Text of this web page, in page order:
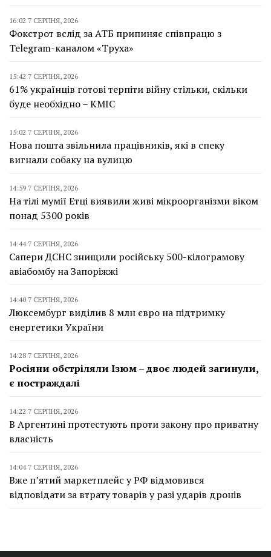
16:02 7 СЕРПНЯ, 2026
Фокстрот вслід за АТБ припиняє співпрацю з
Telegram-каналом «Труха»
15:42 7 СЕРПНЯ, 2026
61% українців готові терпіти війну стільки, скільки
буде необхідно – КМІС
15:02 7 СЕРПНЯ, 2026
Нова пошта звільнила працівників, які в спеку
вигнали собаку на вулицю
14:59 7 СЕРПНЯ, 2026
На тілі мумії Етці виявили живі мікроорганізми віком
понад 5300 років
14:44 7 СЕРПНЯ, 2026
Сапери ДСНС знищили російську 500-кілограмову
авіабомбу на Запоріжжі
14:40 7 СЕРПНЯ, 2026
Люксембург виділив 8 млн євро на підтримку
енергетики України
14:28 7 СЕРПНЯ, 2026
Росіяни обстріляли Ізюм – двоє людей загинули,
є постраждалі
14:22 7 СЕРПНЯ, 2026
В Аргентині протестують проти закону про приватну
власність
14:04 7 СЕРПНЯ, 2026
Вже п’ятий маркетплейс у РФ відмовився
відповідати за втрату товарів у разі ударів дронів